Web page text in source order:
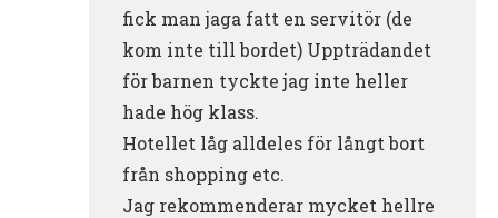
fick man jaga fatt en servitör (de
kom inte till bordet) Uppträdandet
för barnen tyckte jag inte heller
hade hög klass.
Hotellet låg alldeles för långt bort
från shopping etc.
Jag rekommenderar mycket hellre